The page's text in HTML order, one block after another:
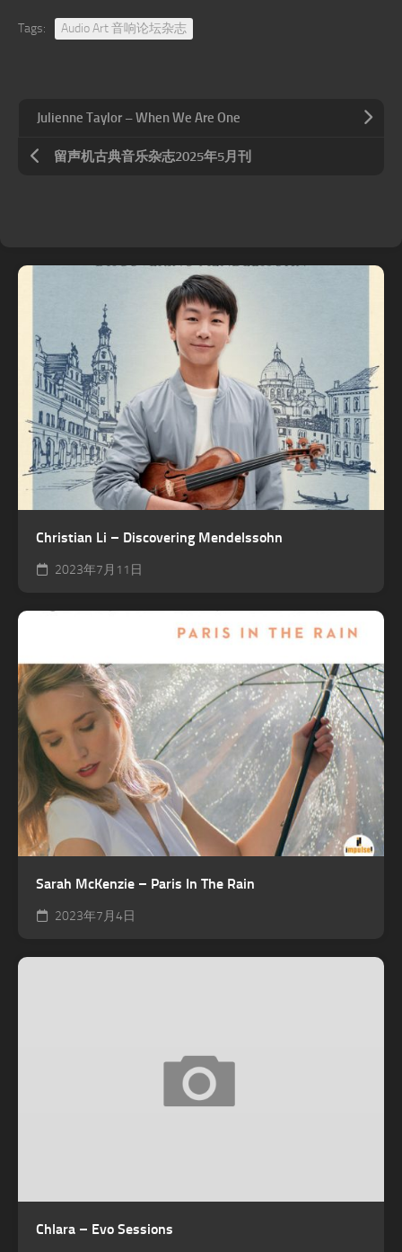
Tags: Audio Art 音响论坛杂志
Julienne Taylor – When We Are One
留声机古典音乐杂志2025年5月刊
Christian Li – Discovering Mendelssohn
2023年7月11日
Sarah McKenzie – Paris In The Rain
2023年7月4日
Chlara – Evo Sessions